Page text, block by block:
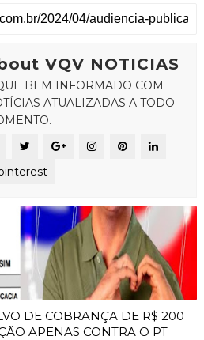
VQV NOTICIAS
BEM INFORMADO COM
ATUALIZADAS A TODO
DE COBRANÇA DE R$ 200
APENAS CONTRA O PT